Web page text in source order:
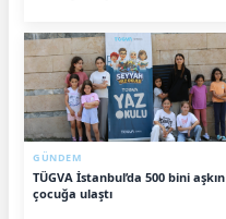
GÜNDEM
TÜGVA İstanbul’da 500 bini aşkın
çocuğa ulaştı